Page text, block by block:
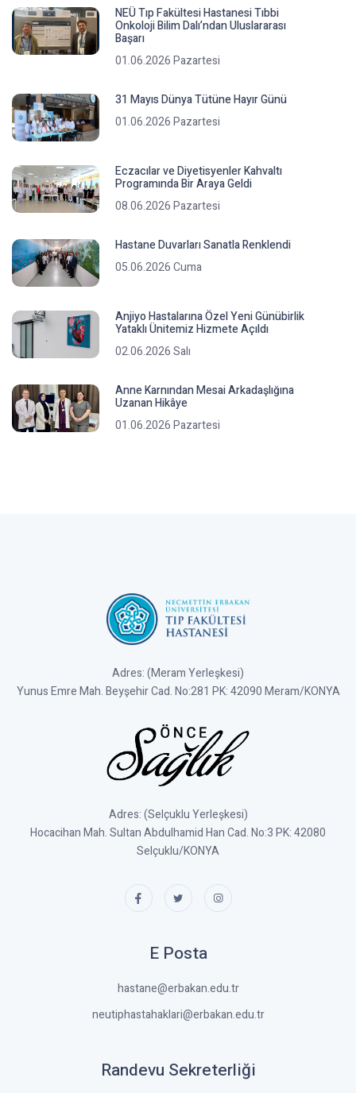
NEÜ Tıp Fakültesi Hastanesi Tıbbi
Onkoloji Bilim Dalı’ndan Uluslararası
Başarı
01.06.2026 Pazartesi
31 Mayıs Dünya Tütüne Hayır Günü
01.06.2026 Pazartesi
Eczacılar ve Diyetisyenler Kahvaltı
Programında Bir Araya Geldi
08.06.2026 Pazartesi
Hastane Duvarları Sanatla Renklendi
05.06.2026 Cuma
Anjiyo Hastalarına Özel Yeni Günübirlik
Yataklı Ünitemiz Hizmete Açıldı
02.06.2026 Salı
Anne Karnından Mesai Arkadaşlığına
Uzanan Hikâye
01.06.2026 Pazartesi
Adres: (Meram Yerleşkesi)
Yunus Emre Mah. Beyşehir Cad. No:281 PK: 42090 Meram/KONYA
Adres: (Selçuklu Yerleşkesi)
Hocacihan Mah. Sultan Abdulhamid Han Cad. No:3 PK: 42080
Selçuklu/KONYA
E Posta
hastane@erbakan.edu.tr
neutiphastahaklari@erbakan.edu.tr
Randevu Sekreterliği